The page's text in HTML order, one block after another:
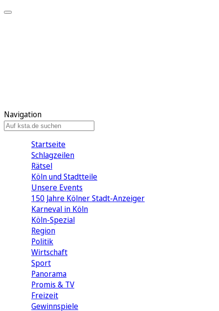
Navigation
Startseite
Schlagzeilen
Rätsel
Köln und Stadtteile
Unsere Events
150 Jahre Kölner Stadt-Anzeiger
Karneval in Köln
Köln-Spezial
Region
Politik
Wirtschaft
Sport
Panorama
Promis & TV
Freizeit
Gewinnspiele